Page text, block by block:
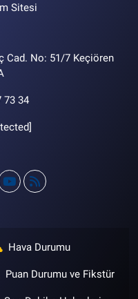
Sitesi
Cad. No: 51/7 Keçiören
73 34
Hava Durumu
Puan Durumu ve Fikstür